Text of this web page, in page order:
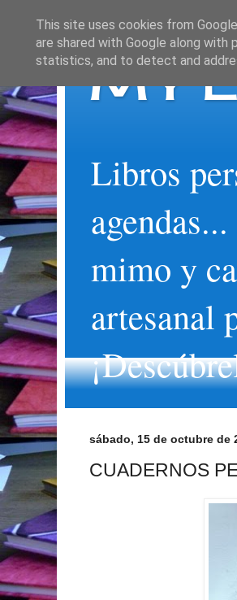
MY
Libros
mimo y
artesanal
sábado, 15 de octubre de
CUADERNOS
This site uses cookies from
are shared with Google along
statistics, and to detect and